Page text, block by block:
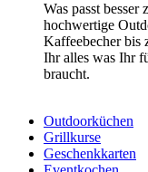
Was passt
hochwertige
Kaffeebecher bis
Ihr alles was Ihr
braucht.
Outdoorküchen
Grillkurse
Geschenkkarten